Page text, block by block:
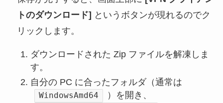
トのダウンロード] というボタンが現れるのでク
リックします。
ダウンロードされた Zip ファイルを解凍しま
す。
自分の PC に合ったフォルダ（通常は
WindowsAmd64 ）を開き、